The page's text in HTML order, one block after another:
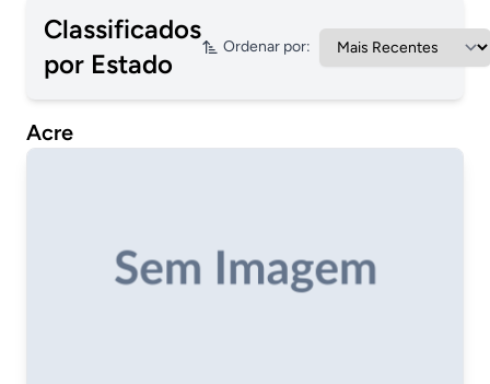
Classificados
por Estado
Ordenar por:
Acre